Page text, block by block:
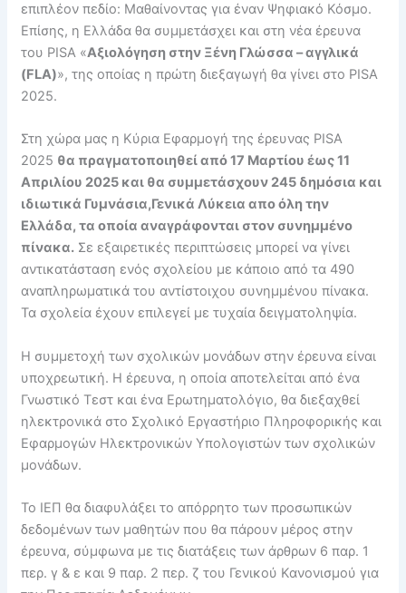
επιπλέον πεδίο: Μαθαίνοντας για έναν Ψηφιακό Κόσμο.
Επίσης, η Ελλάδα θα συμμετάσχει και στη νέα έρευνα
του PISA «Αξιολόγηση στην Ξένη Γλώσσα – αγγλικά
(FLA)», της οποίας η πρώτη διεξαγωγή θα γίνει στο PISA
2025.
Στη χώρα μας η Κύρια Εφαρμογή της έρευνας PISA
2025 θα πραγματοποιηθεί από 17 Μαρτίου έως 11
Απριλίου 2025 και θα συμμετάσχουν 245 δημόσια και
ιδιωτικά Γυμνάσια,Γενικά Λύκεια απο όλη την
Ελλάδα, τα οποία αναγράφονται στον συνημμένο
πίνακα.Σε εξαιρετικές περιπτώσεις μπορεί να γίνει
αντικατάσταση ενός σχολείου με κάποιο από τα 490
αναπληρωματικά του αντίστοιχου συνημμένου πίνακα.
Τα σχολεία έχουν επιλεγεί με τυχαία δειγματοληψία.
Η συμμετοχή των σχολικών μονάδων στην έρευνα είναι
υποχρεωτική. Η έρευνα, η οποία αποτελείται από ένα
Γνωστικό Τεστ και ένα Ερωτηματολόγιο, θα διεξαχθεί
ηλεκτρονικά στο Σχολικό Εργαστήριο Πληροφορικής και
Εφαρμογών Ηλεκτρονικών Υπολογιστών των σχολικών
μονάδων.
Το ΙΕΠ θα διαφυλάξει το απόρρητο των προσωπικών
δεδομένων των μαθητών που θα πάρουν μέρος στην
έρευνα, σύμφωνα με τις διατάξεις των άρθρων 6 παρ. 1
περ. γ & ε και 9 παρ. 2 περ. ζ του Γενικού Κανονισμού για